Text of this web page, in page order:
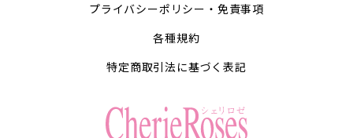
プライバシーポリシー・免責事項
各種規約
特定商取引法に基づく表記